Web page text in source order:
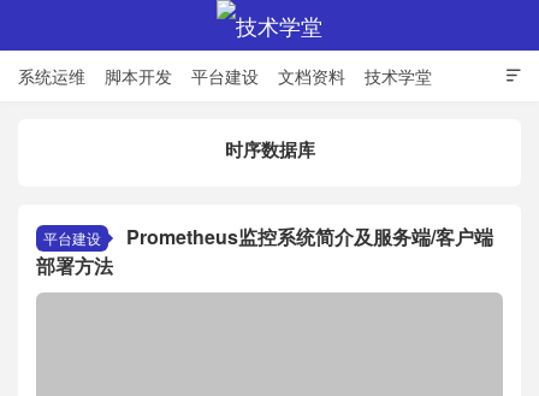

系统运维 脚本开发 平台建设 文档资料 技术学堂
时序数据库
平台建设
Prometheus监控系统简介及服务端/客户端
部署方法